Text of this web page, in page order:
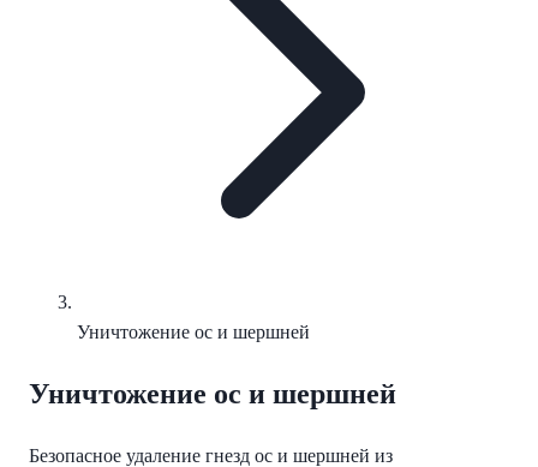
Уничтожение ос и шершней
Уничтожение ос и шершней
Безопасное удаление гнезд ос и шершней из